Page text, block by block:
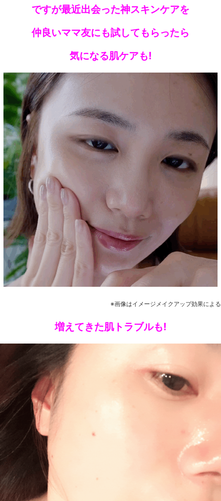
ですが最近出会った神スキンケアを
仲良いママ友にも試してもらったら
気になる肌ケアも!
※画像はイメージメイクアップ効果による
増えてきた肌トラブルも!